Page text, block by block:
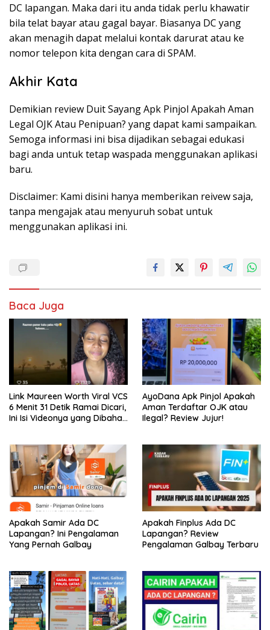
DC lapangan. Maka dari itu anda tidak perlu khawatir
bila telat bayar atau gagal bayar. Biasanya DC yang
akan menagih dapat melalui kontak darurat atau ke
nomor telepon kita dengan cara di SPAM.
Akhir Kata
Demikian review Duit Sayang Apk Pinjol Apakah Aman
Legal OJK Atau Penipuan? yang dapat kami sampaikan.
Semoga informasi ini bisa dijadikan sebagai edukasi
bagi anda untuk tetap waspada menggunakan aplikasi
baru.
Disclaimer: Kami disini hanya memberikan reivew saja,
tanpa mengajak atau menyuruh sobat untuk
menggunakan aplikasi ini.
Baca Juga
Link Maureen Worth Viral VCS
6 Menit 31 Detik Ramai Dicari,
Ini Isi Videonya yang Dibahas
AyoDana Apk Pinjol Apakah
Aman Terdaftar OJK atau
Ilegal? Review Jujur!
Apakah Samir Ada DC
Lapangan? Ini Pengalaman
Yang Pernah Galbay
Apakah Finplus Ada DC
Lapangan? Review
Pengalaman Galbay Terbaru